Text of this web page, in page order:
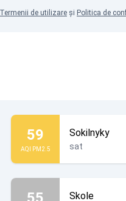
Termenii de utilizare și Politica de
59
AQI PM2.5
Sokilnyky
sat
Skole